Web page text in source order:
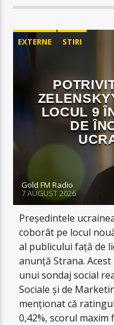
EXTERNE STIRI
LOCUL 9
DE
Gold FM Radio
7 AUGUST 2026
Președintele
coborât pe locul
al publicului față de
anunță Strana.
unui sondaj social
Sociale și de
menționat că
0,42%, scorul maxim